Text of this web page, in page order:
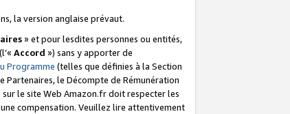
la version anglaise prévaut.
» et pour lesdites personnes ou entités,
Accord ») sans y apporter de
Programme (telles que définies à la Section
Partenaires, le Décompte de Rémunération
le site Web Amazon.fr doit respecter les
compensation. Veuillez lire attentivement